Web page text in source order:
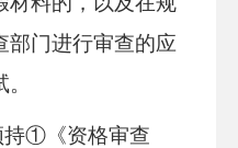
部门进行审查的应
持①《资格审查